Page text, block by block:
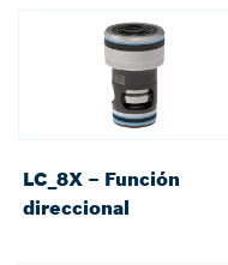
LC_8X – Función
direccional